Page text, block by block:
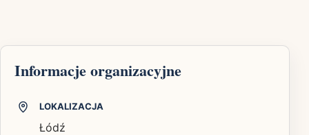
Informacje organizacyjne
LOKALIZACJA
Łódź